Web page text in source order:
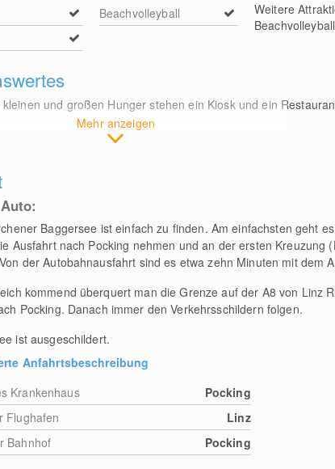
Beachvolleyball
Weitere
Mehr anzeigen
kleinen und großen Hunger stehen ein Kiosk und ein
Baggersee ist einfach zu finden. Am einfachsten geht
Ausfahrt nach Pocking nehmen und an der ersten
der Autobahnausfahrt sind es etwa zehn Minuten mit dem
kommend überquert man die Grenze auf der A8 von Linz
Pocking. Danach immer den Verkehrsschildern folgen.
ist ausgeschildert.
Anfahrtsbeschreibung
Krankenhaus
Pocking
Flughafen
Linz
Bahnhof
Pocking